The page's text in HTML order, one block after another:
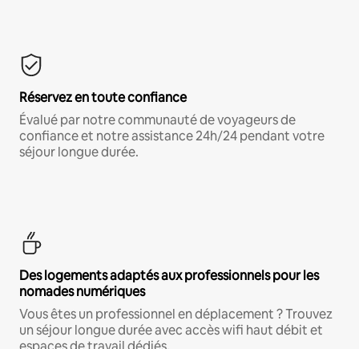
Réservez en toute confiance
Évalué par notre communauté de voyageurs de
confiance et notre assistance 24h/24 pendant votre
séjour longue durée.
Des logements adaptés aux professionnels pour les
nomades numériques
Vous êtes un professionnel en déplacement ? Trouvez
un séjour longue durée avec accès wifi haut débit et